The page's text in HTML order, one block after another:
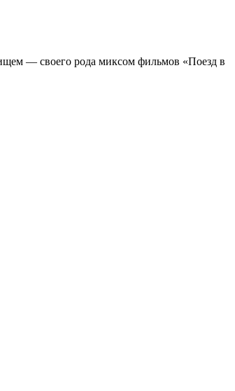
— своего рода миксом фильмов «Поезд в